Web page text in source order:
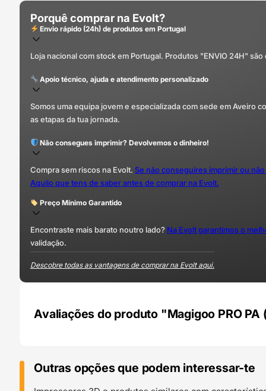
Porquê comprar na Evolt?
Envio rápido (24h) de produtos em Portugal
Loja nacional com stock em Portugal. Produtos "ENVIO 24H"
Apoio técnico, ajuda e atendimento personalizado
Somos uma equipa jovem e especializada com sede em Aveiro
as etapas da tua jornada.
Não consegues imprimir? Devolvemos o dinheiro!
Compra sem riscos na Evolt. Se não conseguires imprimir ou
Aquilo que tens de saber antes de comprar na Evolt.
Preço Mínimo Garantido
Encontraste mais barato noutro lado? Na Evolt garantimos o
validação.
Descobre todas as vantagens de comprar na Evolt aqui.
Avaliações do produto "Magigoo PRO
Outras opções que podem interessar-te